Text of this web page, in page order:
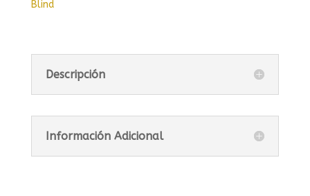
Blind
Descripción
Información Adicional